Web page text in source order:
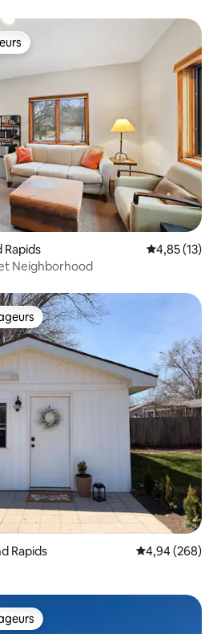
Évaluation
4,85 (13)
Neighborhood
les plus appréciés
Rapids Évaluation
4,94 (268)
les plus appréciés